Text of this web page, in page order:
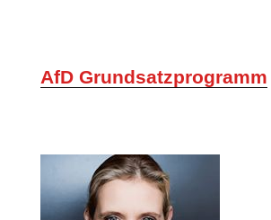
AfD Grundsatzprogramm